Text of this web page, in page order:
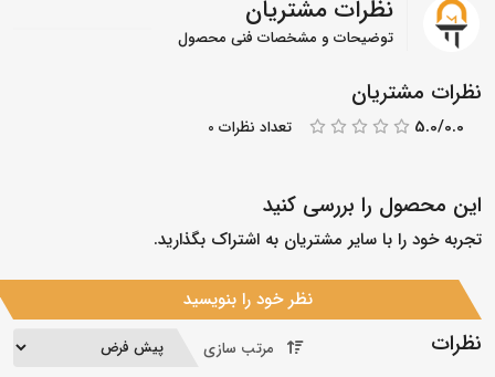
نظرات مشتریان
توضیحات و مشخصات فنی محصول
نظرات مشتریان
5.0/0.0 تعداد نظرات 0
این محصول را بررسی کنید
تجربه خود را با سایر مشتریان به اشتراک بگذارید.
نظر خود را بنویسید
نظرات مرتب سازی